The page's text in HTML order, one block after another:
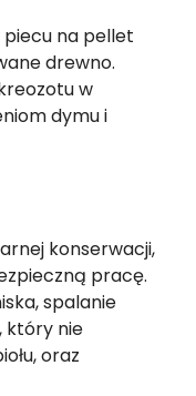
piecu na pellet
drewno.
w
dymu i
konserwacji,
pracę.
spalanie
który nie
oraz